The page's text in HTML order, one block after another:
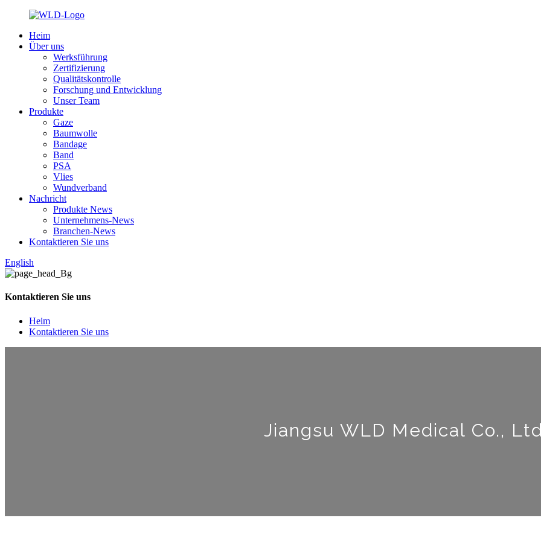
Heim
Über uns
Werksführung
Zertifizierung
Qualitätskontrolle
Forschung und Entwicklung
Unser Team
Produkte
Gaze
Baumwolle
Bandage
Band
PSA
Vlies
Wundverband
Nachricht
Produkte News
Unternehmens-News
Branchen-News
Kontaktieren Sie uns
English
Kontaktieren Sie uns
Heim
Kontaktieren Sie uns
Jiangsu WLD Medical Co.,